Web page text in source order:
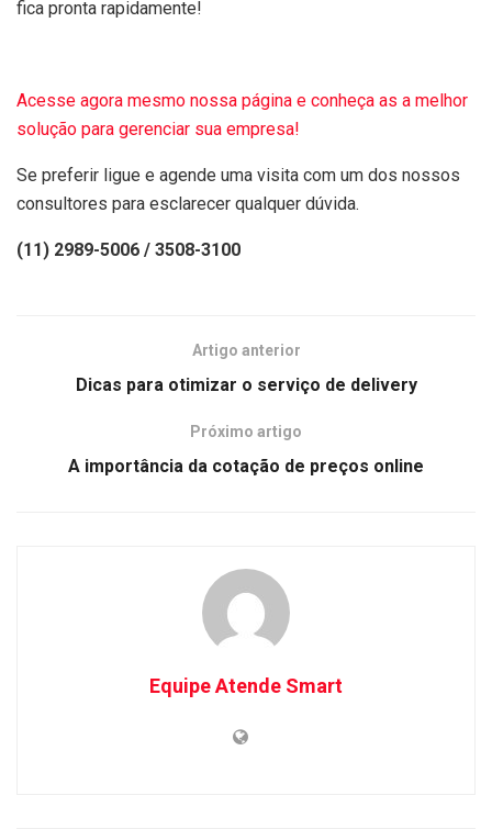
fica pronta rapidamente!
Acesse agora mesmo nossa página e conheça as a melhor
solução para gerenciar sua empresa!
Se preferir ligue e agende uma visita com um dos nossos
consultores para esclarecer qualquer dúvida.
(11) 2989-5006 / 3508-3100
Artigo anterior
Dicas para otimizar o serviço de delivery
Próximo artigo
A importância da cotação de preços online
Equipe Atende Smart